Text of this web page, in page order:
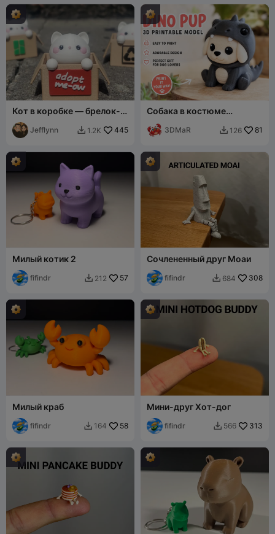
Кот в коробке — брелок-
кликер антистресс
Jefflynn  1.2K 445
Собака в костюме
3DMaR  126 81
Милый котик 2
fifindr  212 57
Сочлененный друг Моаи
fifindr  684 308
Милый краб
fifindr  164 58
Мини-друг Хот-дог
fifindr  566 313